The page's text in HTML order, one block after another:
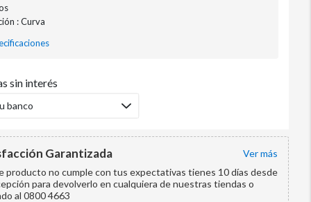
: Curva
sin interés
banco
Garantizada
ver más
producto no cumple con tus expectativas tienes 10 días desde
para devolverlo en cualquiera de nuestras tiendas o
al 0800 4663